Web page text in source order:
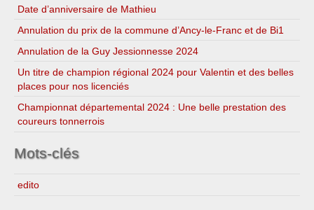
Date d’anniversaire de Mathieu
Annulation du prix de la commune d’Ancy-le-Franc et de Bi1
Annulation de la Guy Jessionnesse 2024
Un titre de champion régional 2024 pour Valentin et des belles
places pour nos licenciés
Championnat départemental 2024 : Une belle prestation des
coureurs tonnerrois
Mots-clés
edito